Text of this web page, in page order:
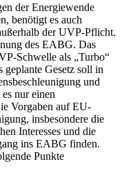
der Energiewende
benötigt es auch
der UVP-Pflicht.
des EABG. Das
Schwelle als „Turbo“
geplante Gesetz soll in
und
nur einen
Vorgaben auf EU-
insbesondere die
Interesses und die
ins EABG finden.
Punkte